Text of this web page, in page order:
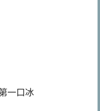
一口冰